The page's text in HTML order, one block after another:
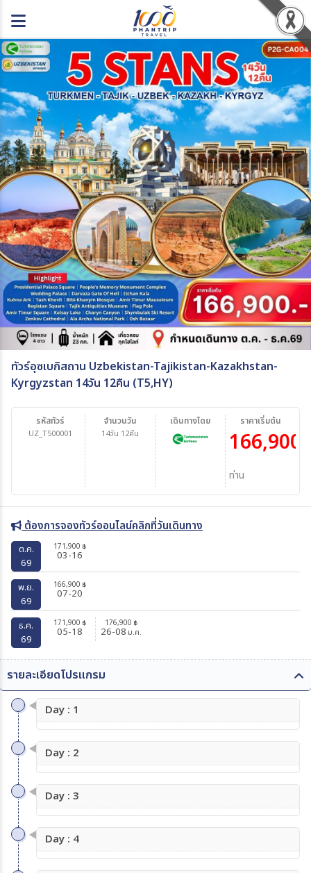
ทัวร์อุซเบกิสถาน Uzbekistan-Tajikistan-Kazakhstan-
Kyrgyzstan 14วัน 12คืน (T5,HY)
รหัสทัวร์
UZ_T500001
จำนวนวัน
14วัน 12คืน
ราคาเริ่มต้น
166,900
ท่าน
เดินทางโดย
ต้องการจองทัวร์ออนไลน์คลิกที่วันเดินทาง
ต.ค.
69
171,900 ฿
03-16
พ.ย.
69
166,900 ฿
07-20
ธ.ค.
69
171,900 ฿
05-18
176,900 ฿
26-08 ม.ค.
รายละเอียดโปรแกรม
Day : 1
Day : 2
Day : 3
Day : 4